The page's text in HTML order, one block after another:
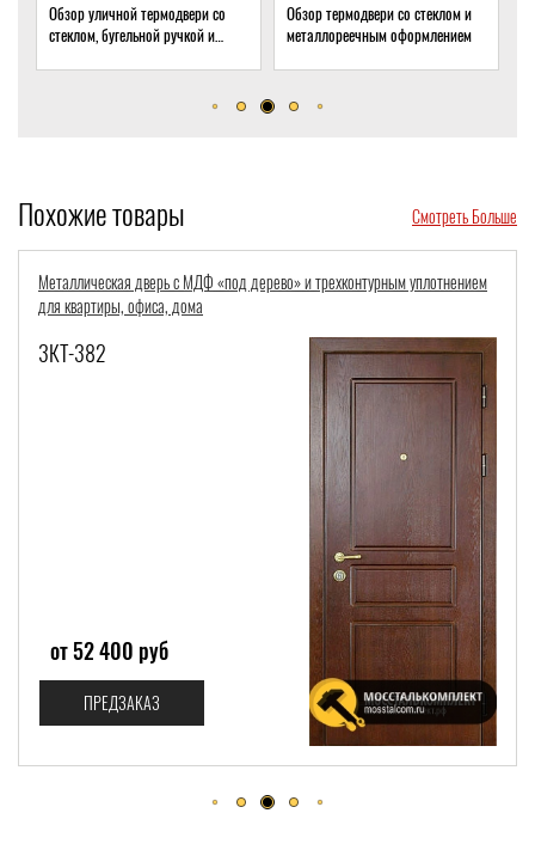
Обзор уличной термодвери со
стеклом, бугельной ручкой и
Обзор термодвери со стеклом и
металлореечным оформлением
Похожие товары Смотреть Больше
Металлическая дверь с МДФ «под дерево» и трехконтурным уплотнением
для квартиры, офиса, дома
3КТ-382
от 52 400 руб
ПРЕДЗАКАЗ